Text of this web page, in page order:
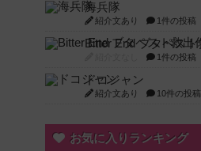
海兵隊
紹介文あり 1件の投稿
1件の投稿
ドコジャン
紹介文あり 10件の投稿
お気に入りランキング